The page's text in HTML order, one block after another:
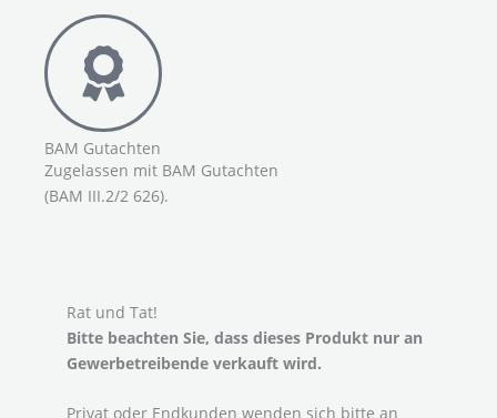
BAM Gutachten
Zugelassen mit BAM Gutachten
(BAM III.2/2 626).
Rat und Tat!
Bitte beachten Sie, dass dieses Produkt nur an
Gewerbe­trei­bende verkauft wird.
Privat oder Endkunden wenden sich bitte an